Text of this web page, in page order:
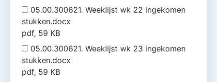
05.00.300621. Weeklijst wk 22 ingekomen
stukken.docx
pdf, 59 KB
05.00.300621. Weeklijst wk 23 ingekomen
stukken.docx
pdf, 59 KB